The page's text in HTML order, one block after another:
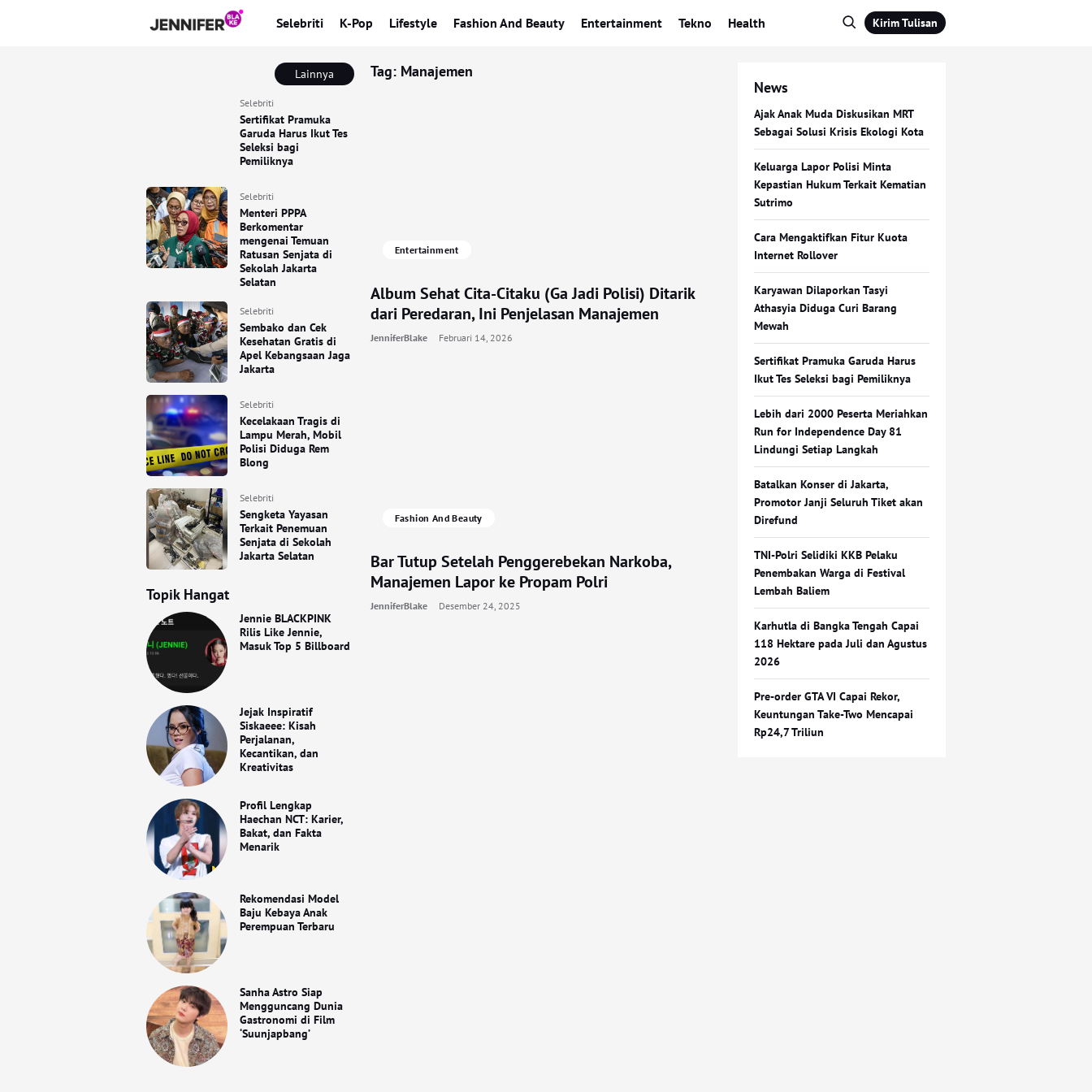
Selebriti K-Pop Lifestyle Fashion And Beauty Entertainment Tekno Health Kirim Tulisan
Lainnya
Selebriti
Sertifikat Pramuka
Garuda Harus Ikut Tes
Seleksi bagi
Pemiliknya
Selebriti
Menteri PPPA
Berkomentar
mengenai Temuan
Ratusan Senjata di
Sekolah Jakarta
Selatan
Selebriti
Sembako dan Cek
Kesehatan Gratis di
Apel Kebangsaan Jaga
Jakarta
Selebriti
Kecelakaan Tragis di
Lampu Merah, Mobil
Polisi Diduga Rem
Blong
Selebriti
Sengketa Yayasan
Terkait Penemuan
Senjata di Sekolah
Jakarta Selatan
Topik Hangat
Jennie BLACKPINK
Rilis Like Jennie,
Masuk Top 5 Billboard
Jejak Inspiratif
Siskaeee: Kisah
Perjalanan,
Kecantikan, dan
Kreativitas
Profil Lengkap
Haechan NCT: Karier,
Bakat, dan Fakta
Menarik
Rekomendasi Model
Baju Kebaya Anak
Perempuan Terbaru
Sanha Astro Siap
Mengguncang Dunia
Gastronomi di Film
‘Suunjapbang’
Tag: Manajemen
Entertainment
Album Sehat Cita-Citaku (Ga Jadi Polisi) Ditarik
dari Peredaran, Ini Penjelasan Manajemen
JenniferBlake Februari 14, 2026
Fashion And Beauty
Bar Tutup Setelah Penggerebekan Narkoba,
Manajemen Lapor ke Propam Polri
JenniferBlake Desember 24, 2025
News
Ajak Anak Muda Diskusikan MRT
Sebagai Solusi Krisis Ekologi Kota
Keluarga Lapor Polisi Minta
Kepastian Hukum Terkait Kematian
Sutrimo
Cara Mengaktifkan Fitur Kuota
Internet Rollover
Karyawan Dilaporkan Tasyi
Athasyia Diduga Curi Barang
Mewah
Sertifikat Pramuka Garuda Harus
Ikut Tes Seleksi bagi Pemiliknya
Lebih dari 2000 Peserta Meriahkan
Run for Independence Day 81
Lindungi Setiap Langkah
Batalkan Konser di Jakarta,
Promotor Janji Seluruh Tiket akan
Direfund
TNI-Polri Selidiki KKB Pelaku
Penembakan Warga di Festival
Lembah Baliem
Karhutla di Bangka Tengah Capai
118 Hektare pada Juli dan Agustus
2026
Pre-order GTA VI Capai Rekor,
Keuntungan Take-Two Mencapai
Rp24,7 Triliun